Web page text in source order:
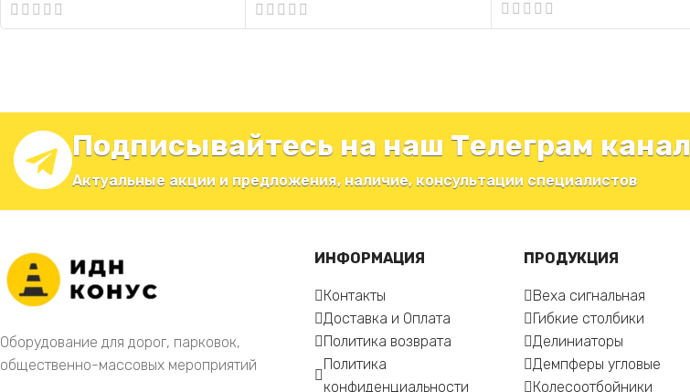
Подписывайтесь на наш Телеграм канал
Актуальные акции и предложения, наличие, консультации специалистов
Оборудование для дорог, парковок,
общественно-массовых мероприятий
ИНФОРМАЦИЯ
Контакты
Доставка и Оплата
Политика возврата
Политика
конфиденциальности
ПРОДУКЦИЯ
Веха сигнальная
Гибкие столбики
Делиниаторы
Демпферы угловые
Колесоотбойники